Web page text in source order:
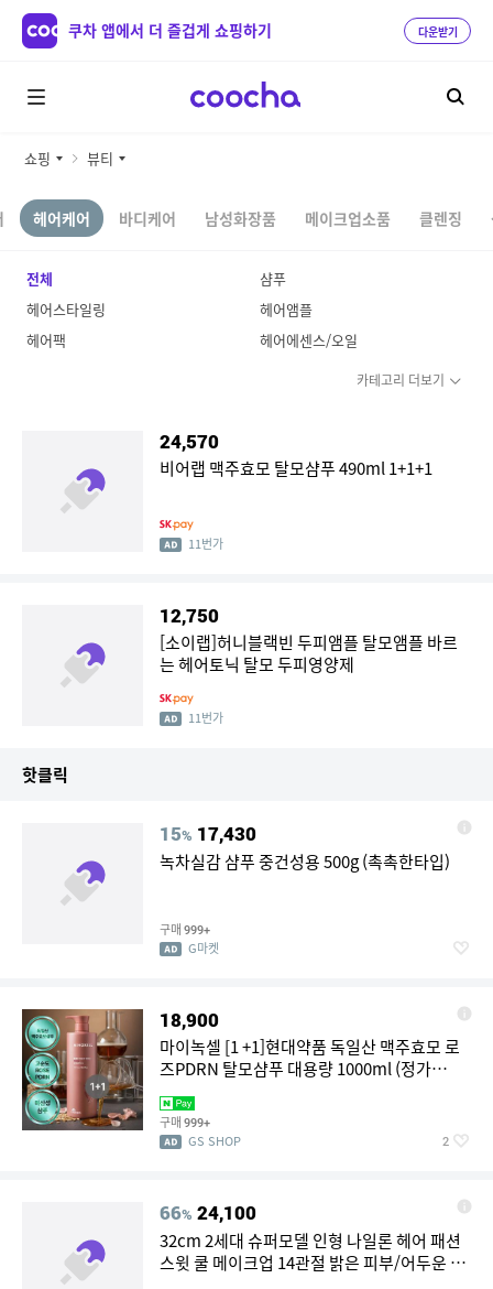
쿠차 앱에서 더 즐겁게 쇼핑하기 다운받기
쇼핑 뷰티
헤어케어 바디케어 남성화장품 메이크업소품 클렌징
전체
샴푸
헤어스타일링
헤어앰플
헤어팩
헤어에센스/오일
카테고리 더보기
24,570
비어랩 맥주효모 탈모샴푸 490ml 1+1+1
11번가
12,750
[소이랩]허니블랙빈 두피앰플 탈모앰플 바르
는 헤어토닉 탈모 두피영양제
11번가
핫클릭
15% 17,430
녹차실감 샴푸 중건성용 500g (촉촉한타입)
구매 999+
G마켓
18,900
마이녹셀 [1 +1]현대약품 독일산 맥주효모 로
즈PDRN 탈모샴푸 대용량 1000ml (정가
100,000원)
구매 999+
GS SHOP 2
66% 24,100
32cm 2세대 슈퍼모델 인형 나일론 헤어 패션
스윗 쿨 메이크업 14관절 밝은 피부/어두운 피